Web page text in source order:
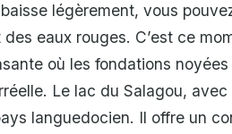
légèrement, vous
des eaux rouges. C’est ce
où les fondations
Le lac du Salagou,
languedocien. Il offre un